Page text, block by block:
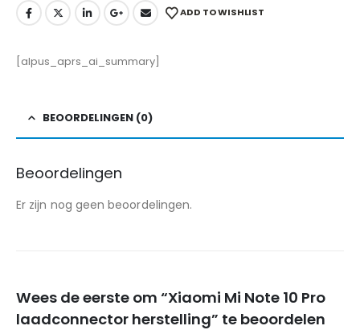
ADD TO WISHLIST
[alpus_aprs_ai_summary]
BEOORDELINGEN (0)
Beoordelingen
Er zijn nog geen beoordelingen.
Wees de eerste om “Xiaomi Mi Note 10 Pro
laadconnector herstelling” te beoordelen